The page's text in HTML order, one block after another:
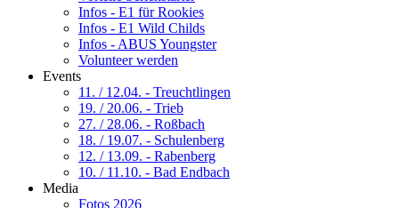
Infos - E1 für Rookies
Infos - E1 Wild Childs
Infos - ABUS Youngster
Volunteer werden
Events
11. / 12.04. - Treuchtlingen
19. / 20.06. - Trieb
27. / 28.06. - Roßbach
18. / 19.07. - Schulenberg
12. / 13.09. - Rabenberg
10. / 11.10. - Bad Endbach
Media
Fotos 2026